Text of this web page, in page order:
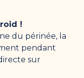
!
du périnée, la
pendant
sur